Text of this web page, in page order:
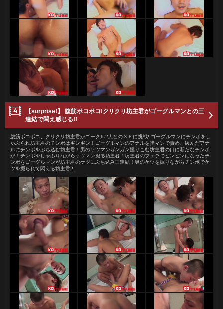
【surprise!】 腹筋ボコボコ!クリクリ坊主君がゴーグルマンとの三
連結で悶え感じる!!
腹筋ボコボコ、クリクリ坊主君がゴーグル2人との３Ｐに挑戦!!ゴーグルマンにチンポをし
ゃぶられ坊主君のチンポはギンギン！ゴーグルマンのアナルを指マンで責め、緩んだアナ
ルにチンポをぶち込む坊主君！男のケツマンガンガン掘りこむ坊主君の口に新たなチンポ
が！チンポをしゃぶりながらケツマン掘る坊主君！坊主君のフェラでビンビンになったチ
ンポをゴーグルマンが坊主君のケツにぶち込み三連結！男のケツを掘りながらチンポでケ
ツを掘られて悶える坊主君!!